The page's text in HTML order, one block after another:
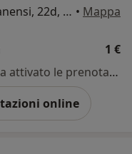
Passaggio dei Canonici Lateranensi, 22d, Bergamo • Mappa
1 €
Questo dottore non ha ancora attivato le prenotazioni online presso questo indirizzo.
online